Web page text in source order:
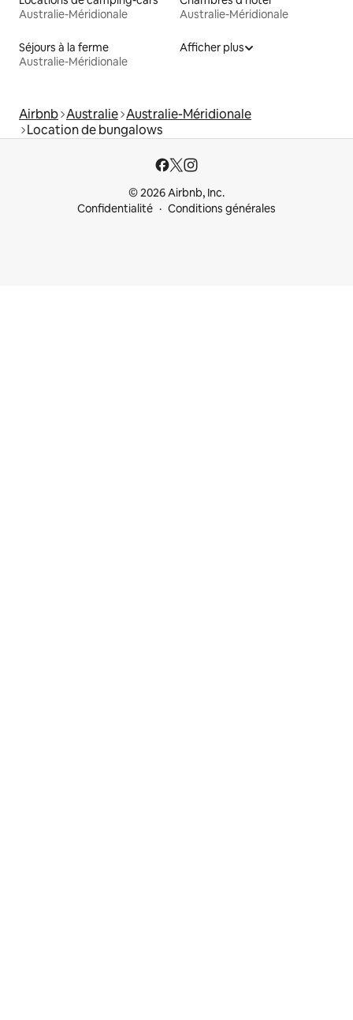
Australie-Méridionale
Australie-Méridionale
Séjours à la ferme
Australie-Méridionale
Afficher plus
Airbnb Australie Australie-Méridionale
Location de bungalows
© 2026 Airbnb, Inc.
Confidentialité
Conditions générales